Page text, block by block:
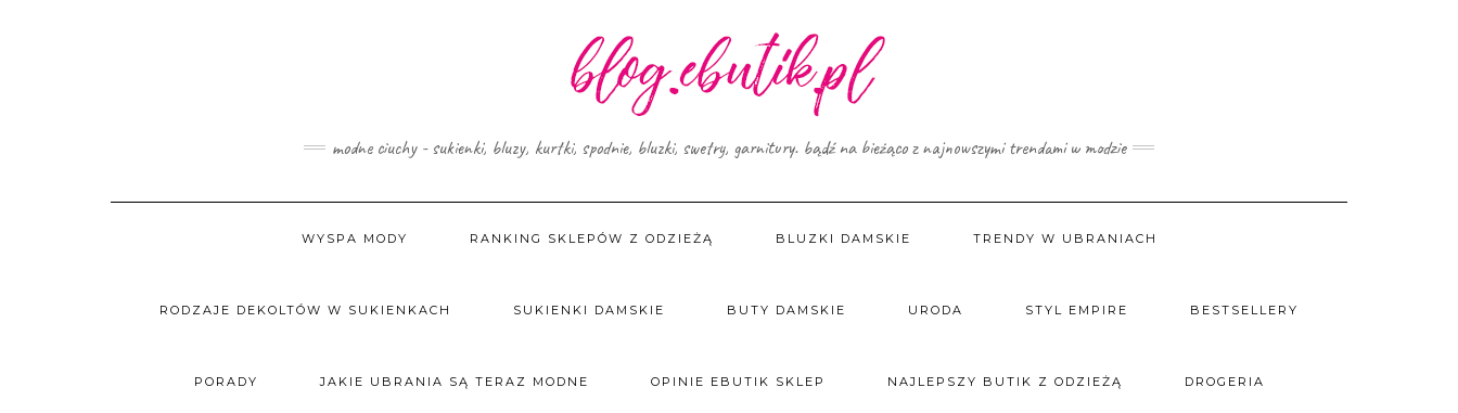
modne ciuchy - sukienki, bluzy, kurtki, spodnie, bluzki, swetry, garnitury. bądź na bieżąco z najnowszymi trendami w modzie
WYSPA MODY RANKING SKLEPÓW Z ODZIEŻĄ BLUZKI DAMSKIE TRENDY W UBRANIACH
RODZAJE DEKOLTÓW W SUKIENKACH SUKIENKI DAMSKIE BUTY DAMSKIE URODA STYL EMPIRE BESTSELLERY
PORADY JAKIE UBRANIA SĄ TERAZ MODNE OPINIE EBUTIK SKLEP NAJLEPSZY BUTIK Z ODZIEŻĄ DROGERIA